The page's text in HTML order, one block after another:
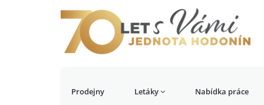
Prodejny Letáky Nabídka práce